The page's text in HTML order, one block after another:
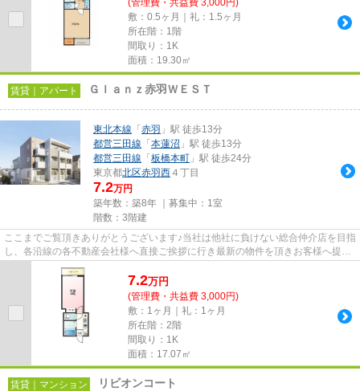
(管理費・共益費 3,000円)
敷：0.5ヶ月｜礼：1.5ヶ月
所在階：1階
間取り：1K
面積：19.30㎡
賃貸｜アパート Ｇｌａｎｚ赤羽ＷＥＳＴ
東北本線 「 赤羽 」駅 徒歩13分
都営三田線 「 本蓮沼 」駅 徒歩13分
都営三田線 「 板橋本町 」駅 徒歩24分
東京都北区赤羽西 ４丁目
7.2万円
築年数：築8年 ｜募集中： 1室
階数：3階建
ここまでご覧頂きありがとうございます♪当社は他社に負けない総合仲介店を目指
し、各沿線の各不動産会社様へ直接ご挨拶に行き最新の物件を頂きお客様へ提供
しております！最新の情報は...
7.2万円
(管理費・共益費 3,000円)
敷：1ヶ月｜礼：1ヶ月
所在階：2階
間取り：1K
面積：17.07㎡
賃貸｜マンション リビオンコート